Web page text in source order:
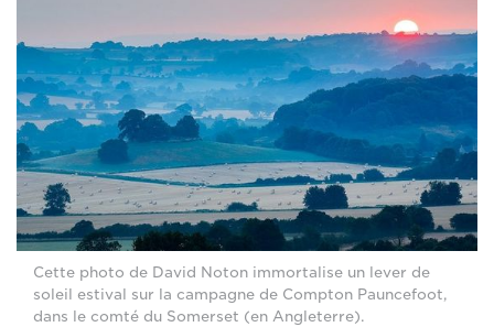
Cette photo de David Noton immortalise un lever de
soleil estival sur la campagne de Compton Pauncefoot,
dans le comté du Somerset (en Angleterre).